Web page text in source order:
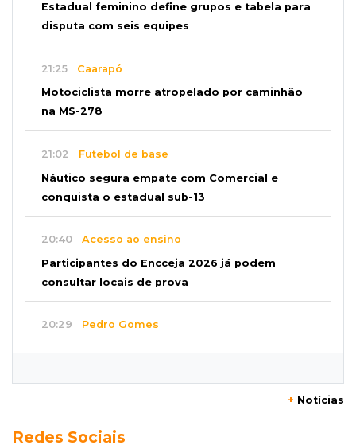
Estadual feminino define grupos e tabela para
disputa com seis equipes
21:25 Caarapó
Motociclista morre atropelado por caminhão
na MS-278
21:02 Futebol de base
Náutico segura empate com Comercial e
conquista o estadual sub-13
20:40 Acesso ao ensino
Participantes do Encceja 2026 já podem
consultar locais de prova
20:29 Pedro Gomes
Pantanal treina em Goiânia antes de jogo que
+ Notícias
Redes Sociais